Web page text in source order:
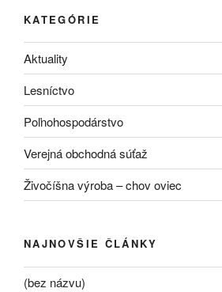
KATEGÓRIE
Aktuality
Lesníctvo
Poľnohospodárstvo
Verejná obchodná súťaž
Živočíšna výroba – chov oviec
NAJNOVŠIE ČLÁNKY
(bez názvu)